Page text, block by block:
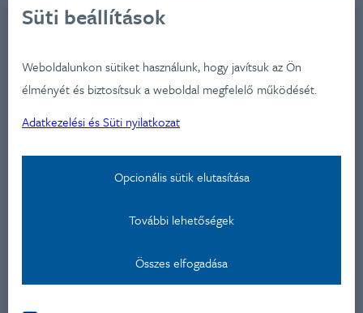
Süti beállítások
Weboldalunkon sütiket használunk, hogy javítsuk az Ön
élményét és biztosítsuk a weboldal megfelelő működését.
Adatkezelési és Süti nyilatkozat
Opcionális sütik elutasítása
További lehetőségek
Összes elfogadása
Kapcsolat
Ügynökségünkről
Iparágak
Szolgátatásaink
Aktualitások
Képzéseink
Adatkezelési nyilatkozat